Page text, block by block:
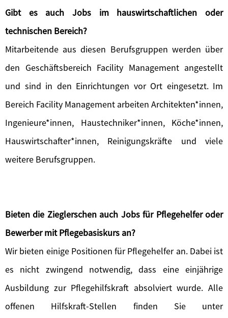
Gibt es auch Jobs im hauswirtschaftlichen oder
technischen Bereich?
Mitarbeitende aus diesen Berufsgruppen werden über
den Geschäftsbereich Facility Management angestellt
und sind in den Einrichtungen vor Ort eingesetzt. Im
Bereich Facility Management arbeiten Architekten*innen,
Ingenieure*innen, Haustechniker*innen, Köche*innen,
Hauswirtschafter*innen, Reinigungskräfte und viele
weitere Berufsgruppen.
Bieten die Zieglerschen auch Jobs für Pflegehelfer oder
Bewerber mit Pflegebasiskurs an?
Wir bieten einige Positionen für Pflegehelfer an. Dabei ist
es nicht zwingend notwendig, dass eine einjährige
Ausbildung zur Pflegehilfskraft absolviert wurde. Alle
offenen Hilfskraft-Stellen finden Sie unter